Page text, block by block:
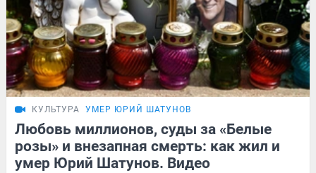
КУЛЬТУРА УМЕР ЮРИЙ ШАТУНОВ
Любовь миллионов, суды за «Белые
розы» и внезапная смерть: как жил и
умер Юрий Шатунов. Видео